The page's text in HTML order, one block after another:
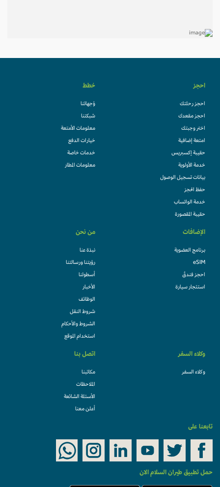
احجز
احجز رحلتك
احجز مقعدك
اختر وجبتك
امتعة إضافية
حقيبة إكسبريس
خدمة الأولوية
بيانات تسجيل الوصول
حفظ الحجز
خدمة الواتساب
حقيبة المقصورة
خطط
وُجهاتنا
شبكتنا
معلومات الأمتعة
خيارات الدفع
خدمات خاصة
معلومات المطار
الإضافات
برنامج العضوية
eSIM
احجز فندقً
استئجار سيارة
من نحن
نبذة عنا
رؤيتنا ورسالتنا
أسطولنا
الأخبار
الوظائف
شروط النقل
الشروط والأحكام
استخدام الموقع
وكلاء السفر
وكلاء السفر
اتصل بنا
مكاتبنا
الملاحظات
الأسئلة الشائعة
أعلن معنا
تابعنا على
حمل تطبيق طيران السلام الان